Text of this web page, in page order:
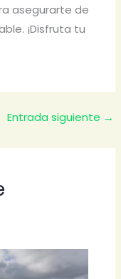
asegurarte de
¡Disfruta tu
Entrada siguiente →